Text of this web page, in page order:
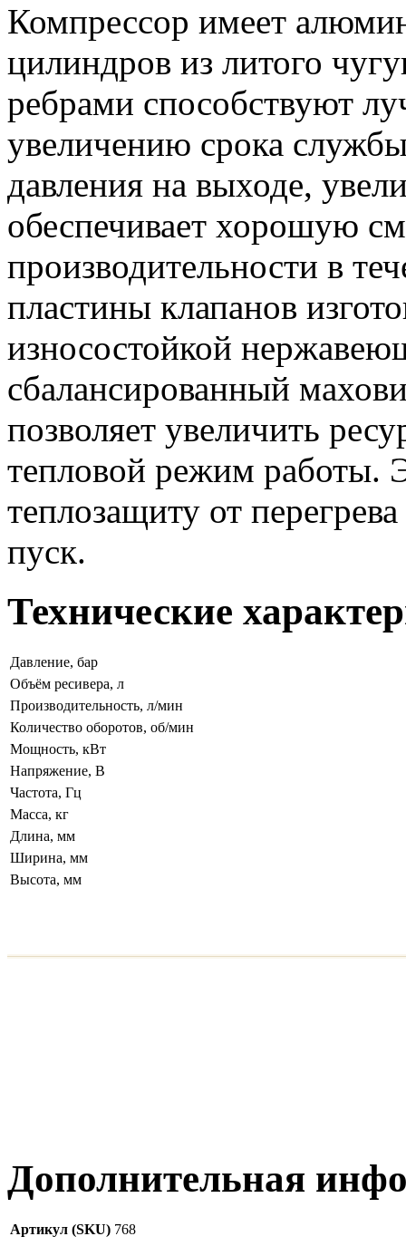
Компрессор имеет
цилиндров из литого
ребрами способствуют
увеличению срока
давления на выходе,
обеспечивает хорошую
производительности в
пластины клапанов
износостойкой
сбалансированный
позволяет увеличить
тепловой режим работы.
теплозащиту от
пуск.
Технические
Давление, бар
Объём ресивера, л
Производительность, л/мин
Количество оборотов, об/мин
Мощность, кВт
Напряжение, В
Частота, Гц
Масса, кг
Длина, мм
Ширина, мм
Высота, мм
Дополнительная
Артикул (SKU) 768